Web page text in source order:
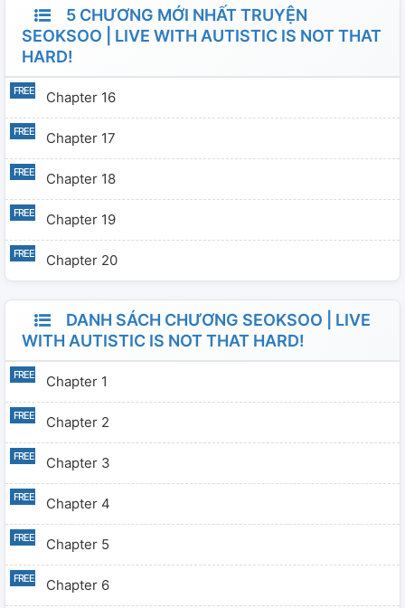
chồng của mình.
5 CHƯƠNG MỚI NHẤT TRUYỆN
SEOKSOO | LIVE WITH AUTISTIC IS NOT THAT
HARD!
Chapter 16
Chapter 17
Chapter 18
Chapter 19
Chapter 20
DANH SÁCH CHƯƠNG SEOKSOO | LIVE
WITH AUTISTIC IS NOT THAT HARD!
Chapter 1
Chapter 2
Chapter 3
Chapter 4
Chapter 5
Chapter 6